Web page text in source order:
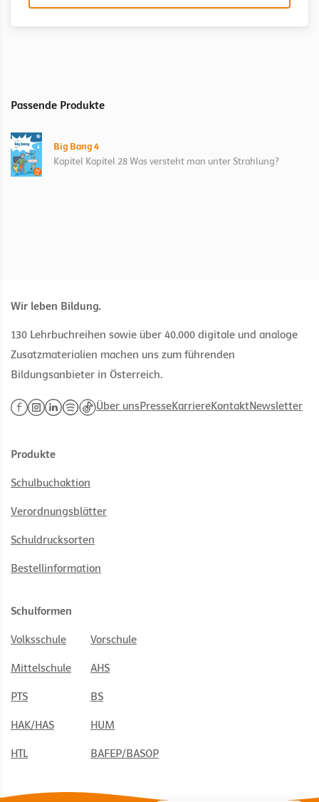
Passende Produkte
Big Bang 4
Kapitel Kapitel 28 Was versteht man unter Strahlung?
Wir leben Bildung.
130 Lehrbuchreihen sowie über 40.000 digitale und analoge
Zusatzmaterialien machen uns zum führenden
Bildungsanbieter in Österreich.
Über unsPresseKarriereKontaktNewsletter
Produkte
Schulbuchaktion
Verordnungsblätter
Schuldrucksorten
Bestellinformation
Schulformen
Volksschule Vorschule
Mittelschule AHS
PTS BS
HAK/HAS HUM
HTL BAFEP/BASOP